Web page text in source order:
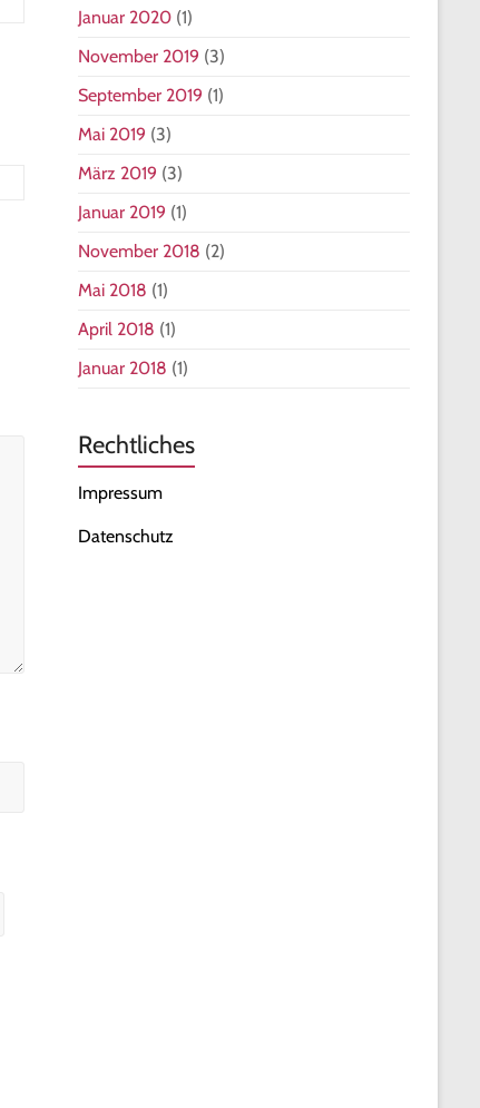
Januar 2020(1)
November 2019 (3)
September 2019 (1)
Mai 2019 (3)
März 2019 (3)
Januar 2019 (1)
November 2018 (2)
Mai 2018 (1)
April 2018 (1)
Januar 2018 (1)
Rechtliches
Impressum
Datenschutz